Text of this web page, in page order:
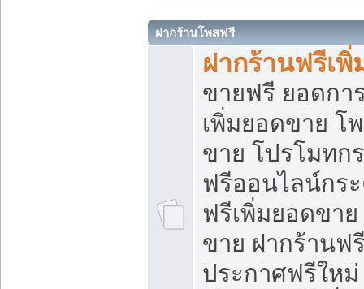
ฝากร้านโพสฟรี
ฝากร้านฟรีเ
ขายฟรี ยอดกา
เพิ่มยอดขาย โ
ขาย โปรโมทก
ฟรีออนไลน์กร
ฟรีเพิ่มยอดขา
ขาย ฝากร้านฟ
ประกาศฟรีใหม่